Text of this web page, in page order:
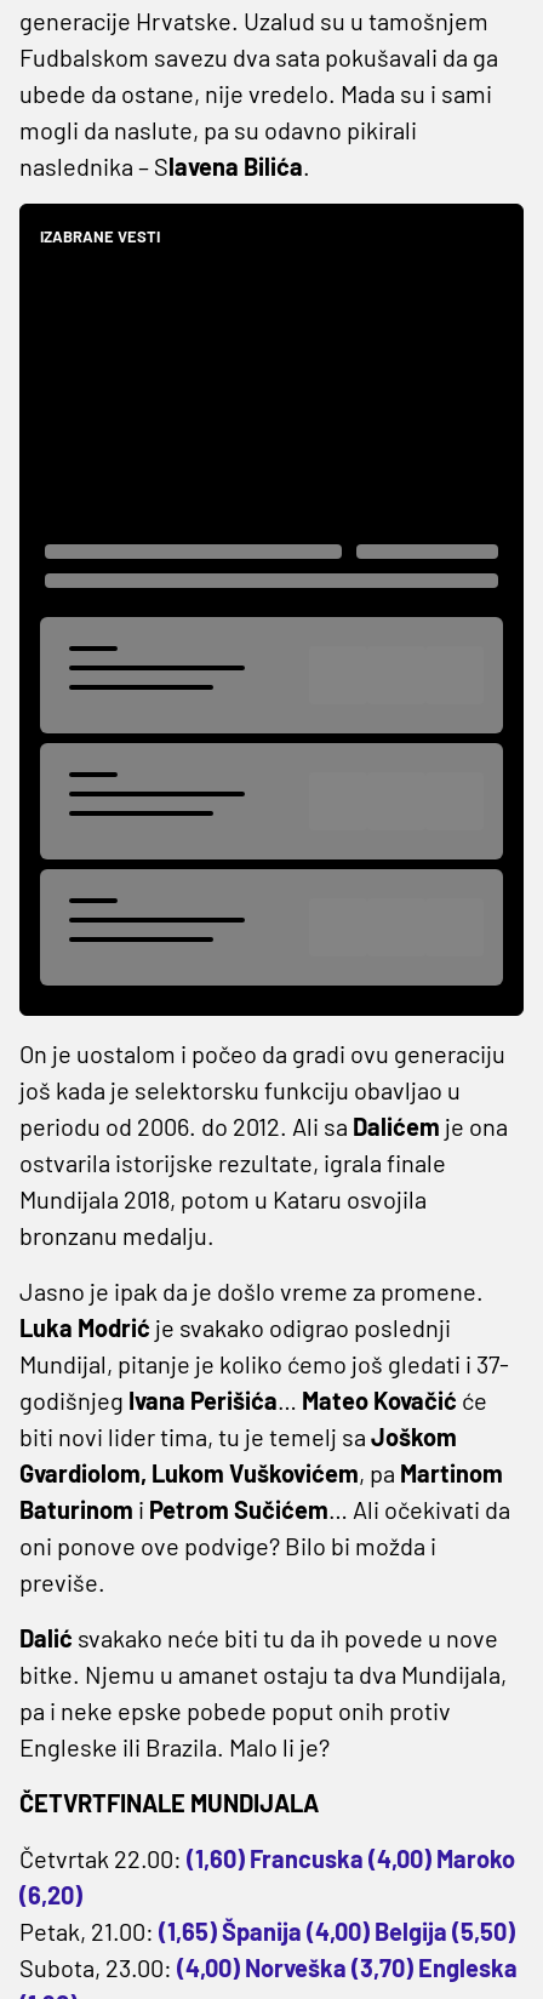
generacije Hrvatske. Uzalud su u tamošnjem
Fudbalskom savezu dva sata pokušavali da ga
ubede da ostane, nije vredelo. Mada su i sami
mogli da naslute, pa su odavno pikirali
naslednika – Slavena Bilića.
IZABRANE VESTI
On je uostalom i počeo da gradi ovu generaciju
još kada je selektorsku funkciju obavljao u
periodu od 2006. do 2012. Ali sa Dalićem je ona
ostvarila istorijske rezultate, igrala finale
Mundijala 2018, potom u Kataru osvojila
bronzanu medalju.
Jasno je ipak da je došlo vreme za promene.
Luka Modrić je svakako odigrao poslednji
Mundijal, pitanje je koliko ćemo još gledati i 37-
godišnjeg Ivana Perišića… Mateo Kovačić će
biti novi lider tima, tu je temelj sa Joškom
Gvardiolom, Lukom Vuškovićem, pa Martinom
Baturinom i Petrom Sučićem… Ali očekivati da
oni ponove ove podvige? Bilo bi možda i
previše.
Dalić svakako neće biti tu da ih povede u nove
bitke. Njemu u amanet ostaju ta dva Mundijala,
pa i neke epske pobede poput onih protiv
Engleske ili Brazila. Malo li je?
ČETVRTFINALE MUNDIJALA
Četvrtak 22.00: (1,60) Francuska (4,00) Maroko
(6,20)
Petak, 21.00: (1,65) Španija (4,00) Belgija (5,50)
Subota, 23.00: (4,00) Norveška (3,70) Engleska